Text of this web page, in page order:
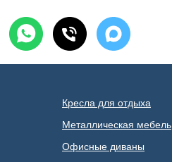
Кресла для отдыха
Металлическая мебель
Офисные диваны